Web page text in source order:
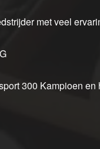
met veel
300 Kampioen